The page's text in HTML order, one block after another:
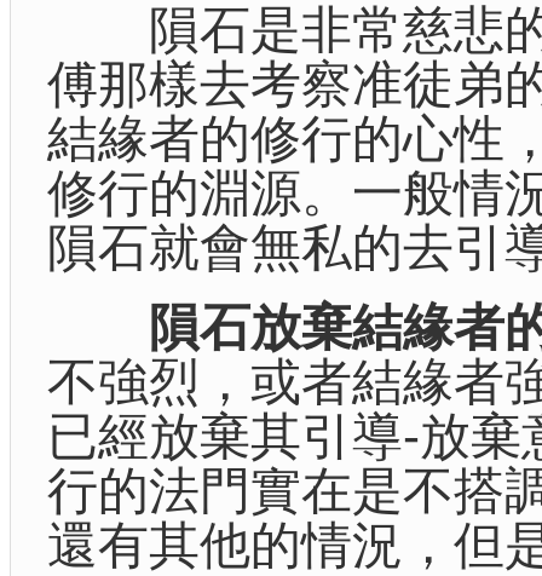
隕石是非常慈悲的
傅那樣去考察准徒弟
結緣者的修行的心性
修行的淵源。一般情
隕石就會無私的去引
隕石放棄結緣者
不強烈，或者結緣者
已經放棄其引導-放
行的法門實在是不搭
還有其他的情況，但